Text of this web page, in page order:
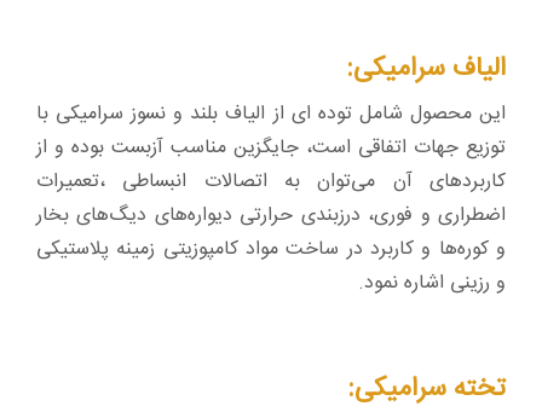
الیاف سرامیکی:
این محصول شامل توده ای از الیاف بلند و نسوز سرامیکی با
توزیع جهات اتفاقی است، جایگزین مناسب آزبست بوده و از
کاربردهای آن می‌توان به اتصالات انبساطی ،تعمیرات
اضطراری و فوری، درزبندی حرارتی دیواره‌های دیگ‌های بخار
و کوره‌ها و کاربرد در ساخت مواد کامپوزیتی زمینه پلاستیکی
و رزینی اشاره نمود.
تخته سرامیکی: